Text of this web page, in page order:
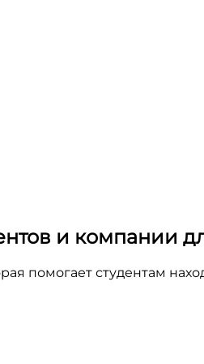
и компании
помогает студентам